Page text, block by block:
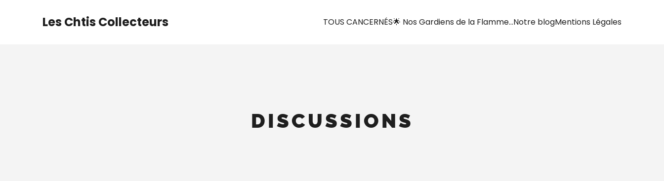
Les Chtis Collecteurs TOUS CANCERNÉS🌟 Nos Gardiens de la Flamme…Notre blogMentions Légales
DISCUSSIONS